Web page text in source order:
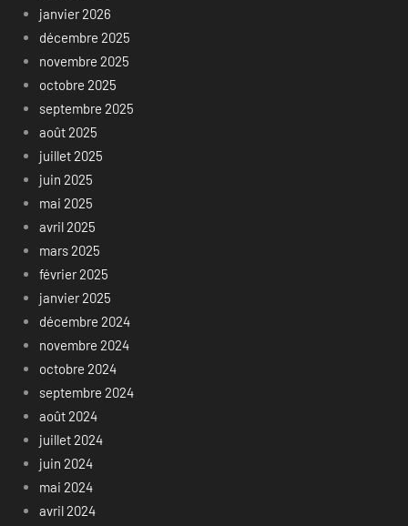
janvier 2026
décembre 2025
novembre 2025
octobre 2025
septembre 2025
août 2025
juillet 2025
juin 2025
mai 2025
avril 2025
mars 2025
février 2025
janvier 2025
décembre 2024
novembre 2024
octobre 2024
septembre 2024
août 2024
juillet 2024
juin 2024
mai 2024
avril 2024